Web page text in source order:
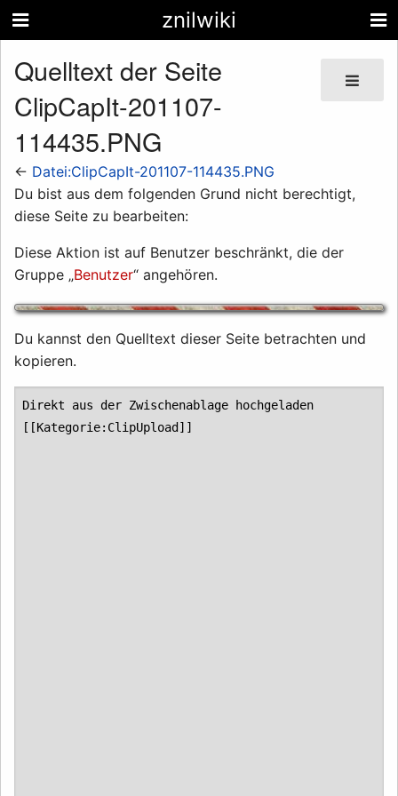
znilwiki
Quelltext der Seite
ClipCapIt-201107-
114435.PNG
← Datei:ClipCapIt-201107-114435.PNG
Du bist aus dem folgenden Grund nicht berechtigt,
diese Seite zu bearbeiten:
Diese Aktion ist auf Benutzer beschränkt, die der
Gruppe „Benutzer“ angehören.
Du kannst den Quelltext dieser Seite betrachten und
kopieren.